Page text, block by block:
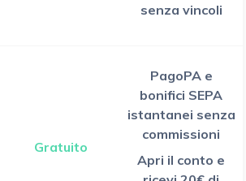
senza vincoli
Gratuito
PagoPA e
bonifici SEPA
istantanei senza
commissioni
Apri il conto e